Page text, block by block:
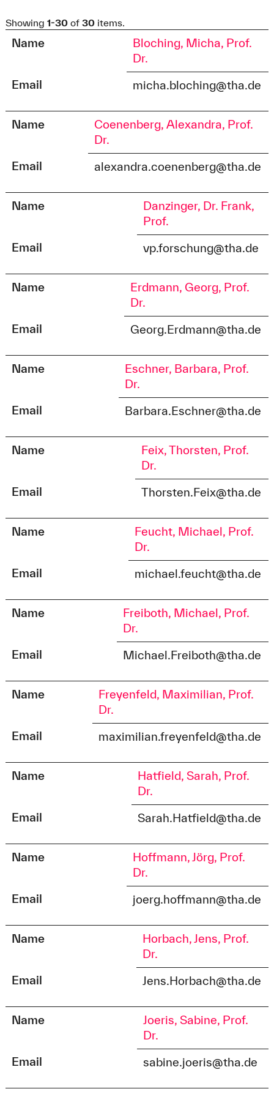
Showing 1-30of 30items.
Name
Bloching, Micha, Prof.
Dr.
Email
micha.bloching@tha.de
Name
Coenenberg, Alexandra, Prof.
Dr.
Email
alexandra.coenenberg@tha.de
Name
Danzinger, Dr. Frank,
Prof.
Email
vp.forschung@tha.de
Name
Erdmann, Georg, Prof.
Dr.
Email
Georg.Erdmann@tha.de
Name
Eschner, Barbara, Prof.
Dr.
Email
Barbara.Eschner@tha.de
Name
Feix, Thorsten, Prof.
Dr.
Email
Thorsten.Feix@tha.de
Name
Feucht, Michael, Prof.
Dr.
Email
michael.feucht@tha.de
Name
Freiboth, Michael, Prof.
Dr.
Email
Michael.Freiboth@tha.de
Name
Freyenfeld, Maximilian, Prof.
Dr.
Email
maximilian.freyenfeld@tha.de
Name
Hatfield, Sarah, Prof.
Dr.
Email
Sarah.Hatfield@tha.de
Name
Hoffmann, Jörg, Prof.
Dr.
Email
joerg.hoffmann@tha.de
Name
Horbach, Jens, Prof.
Dr.
Email
Jens.Horbach@tha.de
Name
Joeris, Sabine, Prof.
Dr.
Email
sabine.joeris@tha.de